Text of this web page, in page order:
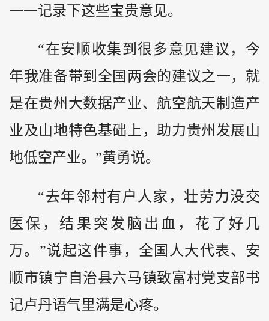
一一记录下这些宝贵意见。
“在安顺收集到很多意见建议，今
年我准备带到全国两会的建议之一，就
是在贵州大数据产业、航空航天制造产
业及山地特色基础上，助力贵州发展山
地低空产业。”黄勇说。
“去年邻村有户人家，壮劳力没交
医保，结果突发脑出血，花了好几
万。”说起这件事，全国人大代表、安
顺市镇宁自治县六马镇致富村党支部书
记卢丹语气里满是心疼。